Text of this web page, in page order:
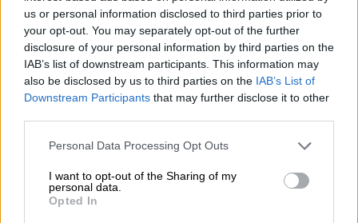
us or personal information disclosed to third parties prior to
your opt-out. You may separately opt-out of the further
disclosure of your personal information by third parties on the
IAB’s list of downstream participants. This information may
also be disclosed by us to third parties on the IAB’s List of
Downstream Participants that may further disclose it to other
Personal Data Processing Opt Outs
I want to opt-out of the Sharing of my
personal data.
Opted In
negociación losPaíses Bajos, Luxemburgo,
Polonia, Italia y Finlandia, asegurando que la
reforma representa un “paso atrás” en el
Mercado Único.